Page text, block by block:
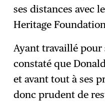
ses distances avec
Heritage
Ayant travaillé pour
constaté que
et avant tout à ses
donc prudent de